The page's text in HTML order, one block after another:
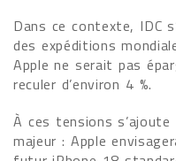
Dans ce contexte, IDC
des expéditions
Apple ne serait pas
reculer d’environ 4 %.
À ces tensions
majeur : Apple